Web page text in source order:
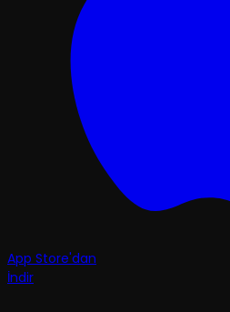
App Store'dan
İndir